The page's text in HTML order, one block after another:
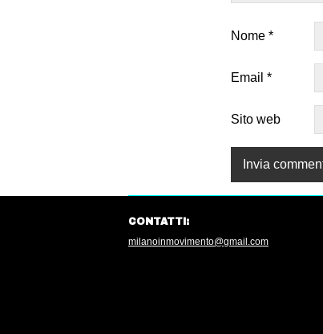
Nome *
Email *
Sito web
CONTATTI:
milanoinmovimento@gmail.com